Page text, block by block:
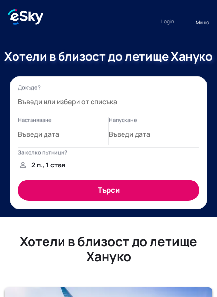
Меню
Log in
Хотели в близост до летище Хануко
Хотели в близост до летище
Хануко